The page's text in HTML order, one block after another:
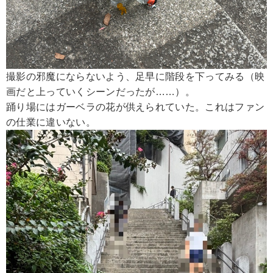
撮影の邪魔にならないよう、足早に階段を下ってみる（映
画だと上っていくシーンだったが……）。
踊り場にはガーベラの花が供えられていた。これはファン
の仕業に違いない。